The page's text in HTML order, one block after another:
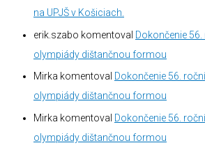
na UPJŠ v Košiciach.
erik.szabo komentoval Dokončenie
olympiády dištančnou formou
Mirka komentoval Dokončenie 56.
olympiády dištančnou formou
Mirka komentoval Dokončenie 56.
olympiády dištančnou formou